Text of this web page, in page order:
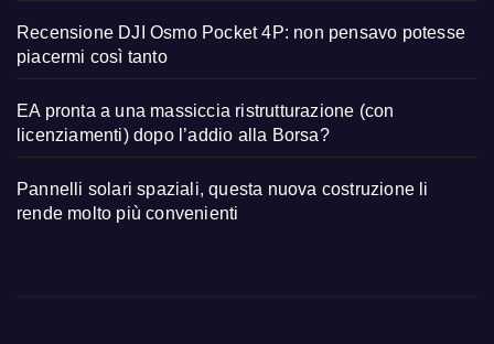
Recensione DJI Osmo Pocket 4P: non pensavo potesse
piacermi così tanto
EA pronta a una massiccia ristrutturazione (con
licenziamenti) dopo l’addio alla Borsa?
Pannelli solari spaziali, questa nuova costruzione li
rende molto più convenienti